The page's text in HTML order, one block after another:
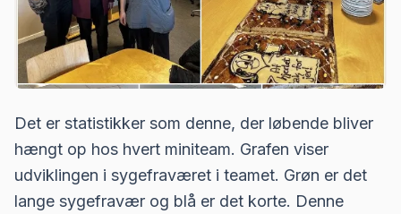
Det er statistikker som denne, der løbende bliver
hængt op hos hvert miniteam. Grafen viser
udviklingen i sygefraværet i teamet. Grøn er det
lange sygefravær og blå er det korte. Denne